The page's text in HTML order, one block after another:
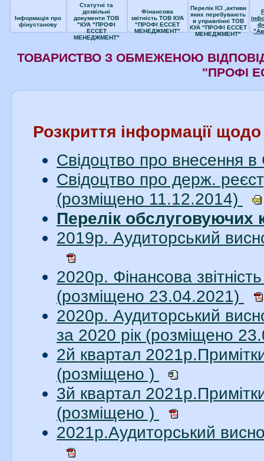
Інформація про
фінустанову
Статутні та
дозвільні
документи ТОВ
"КУА "ПРОФІ
ЕССЕТ
МЕНЕДЖМЕНТ"
Фінансова
звітність ТОВ КУА
"ПРОФІ ЕССЕТ
МЕНЕДЖМЕНТ"
Перелік ІСІ ,активи
яких перебувають
в управлінні ТОВ
КУА "ПРОФІ ЕССЕТ
МЕНЕДЖМЕНТ"
ТОВАРИСТВО З ОБМЕЖЕНОЮ
"ПРОФІ
Розкриття інформації
Свідоцтво про внесення
Свідоцтво про держ.
(розміщено 11.12.2014)
Перелік
2019р. Аудиторський
2020р. Фінансова
(розміщено 23.04.2021)
2020р. Аудиторський
за 2020 рік (розміщено
2й квартал
(розміщено )
3й квартал
(розміщено )
2021р.Аудиторський